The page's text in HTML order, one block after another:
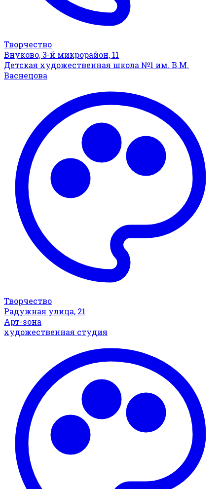
Творчество
Внуково, 3-й микрорайон, 11
Детская художественная школа №1 им. В.М.
Васнецова
Творчество
Радужная улица, 21
Арт-зона
художественная студия